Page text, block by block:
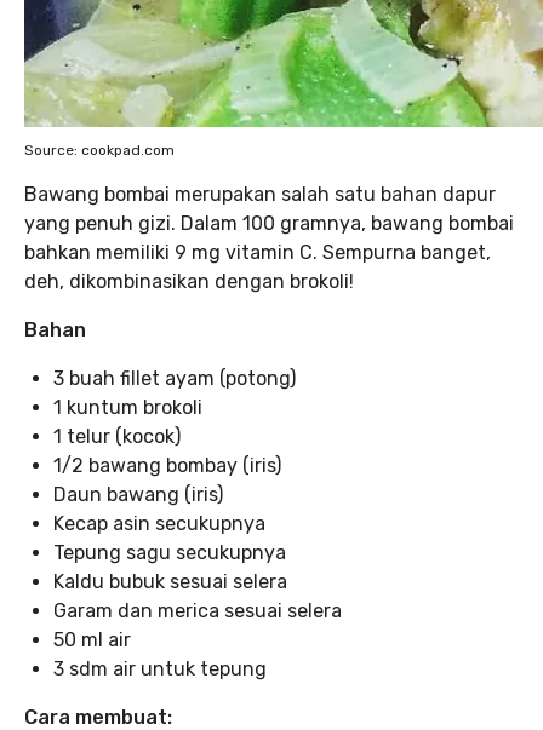
Source: cookpad.com
Bawang bombai merupakan salah satu bahan dapur
yang penuh gizi. Dalam 100 gramnya, bawang bombai
bahkan memiliki 9 mg vitamin C. Sempurna banget,
deh, dikombinasikan dengan brokoli!
Bahan
3 buah fillet ayam (potong)
1 kuntum brokoli
1 telur (kocok)
1/2 bawang bombay (iris)
Daun bawang (iris)
Kecap asin secukupnya
Tepung sagu secukupnya
Kaldu bubuk sesuai selera
Garam dan merica sesuai selera
50 ml air
3 sdm air untuk tepung
Cara membuat: